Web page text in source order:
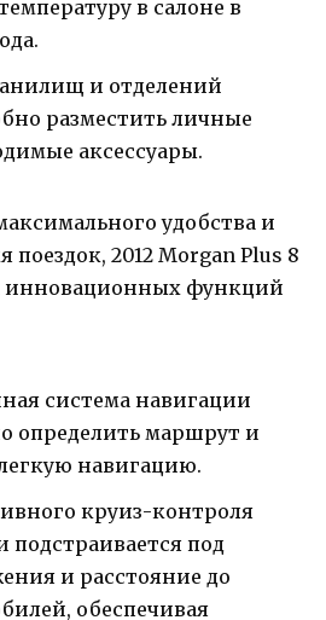
в салоне в
и отделений
разместить личные
аксессуары.
удобства и
2012 Morgan Plus 8
инновационных функций
система навигации
определить маршрут и
навигацию.
круиз-контроля
подстраивается под
и расстояние до
обеспечивая